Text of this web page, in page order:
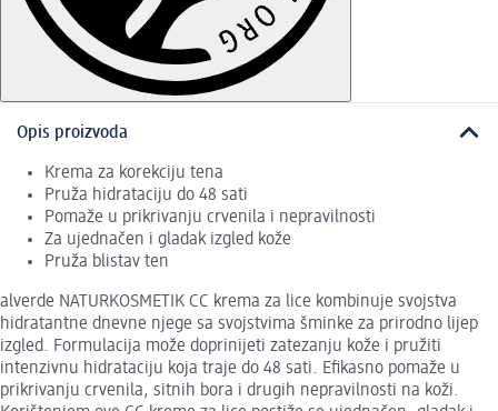
Opis proizvoda
Krema za korekciju tena
Pruža hidrataciju do 48 sati
Pomaže u prikrivanju crvenila i nepravilnosti
Za ujednačen i gladak izgled kože
Pruža blistav ten
alverde NATURKOSMETIK CC krema za lice kombinuje svojstva
hidratantne dnevne njege sa svojstvima šminke za prirodno lijep
izgled. Formulacija može doprinijeti zatezanju kože i pružiti
intenzivnu hidrataciju koja traje do 48 sati. Efikasno pomaže u
prikrivanju crvenila, sitnih bora i drugih nepravilnosti na koži.